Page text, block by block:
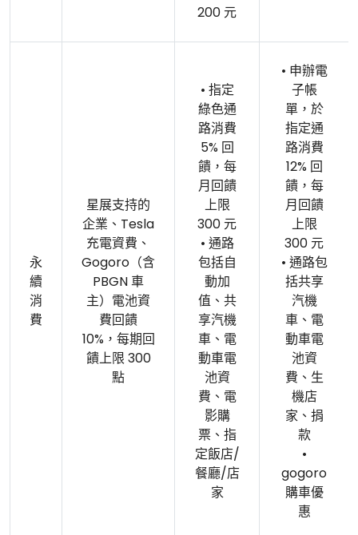
200 元
永
續
消
費
星展支持的
企業、Tesla
充電資費、
Gogoro（含
PBGN 車
主）電池資
費回饋
10%，每期回
饋上限 300
點
• 指定
綠色通
路消費
5% 回
饋，每
月回饋
上限
300 元
• 通路
包括自
動加
值、共
享汽機
車、電
動車電
池資
費、電
影購
票、指
定飯店/
餐廳/店
家
• 申辦電
子帳
單，於
指定通
路消費
12% 回
饋，每
月回饋
上限
300 元
• 通路包
括共享
汽機
車、電
動車電
池資
費、生
機店
家、捐
款
•
gogoro
購車優
惠